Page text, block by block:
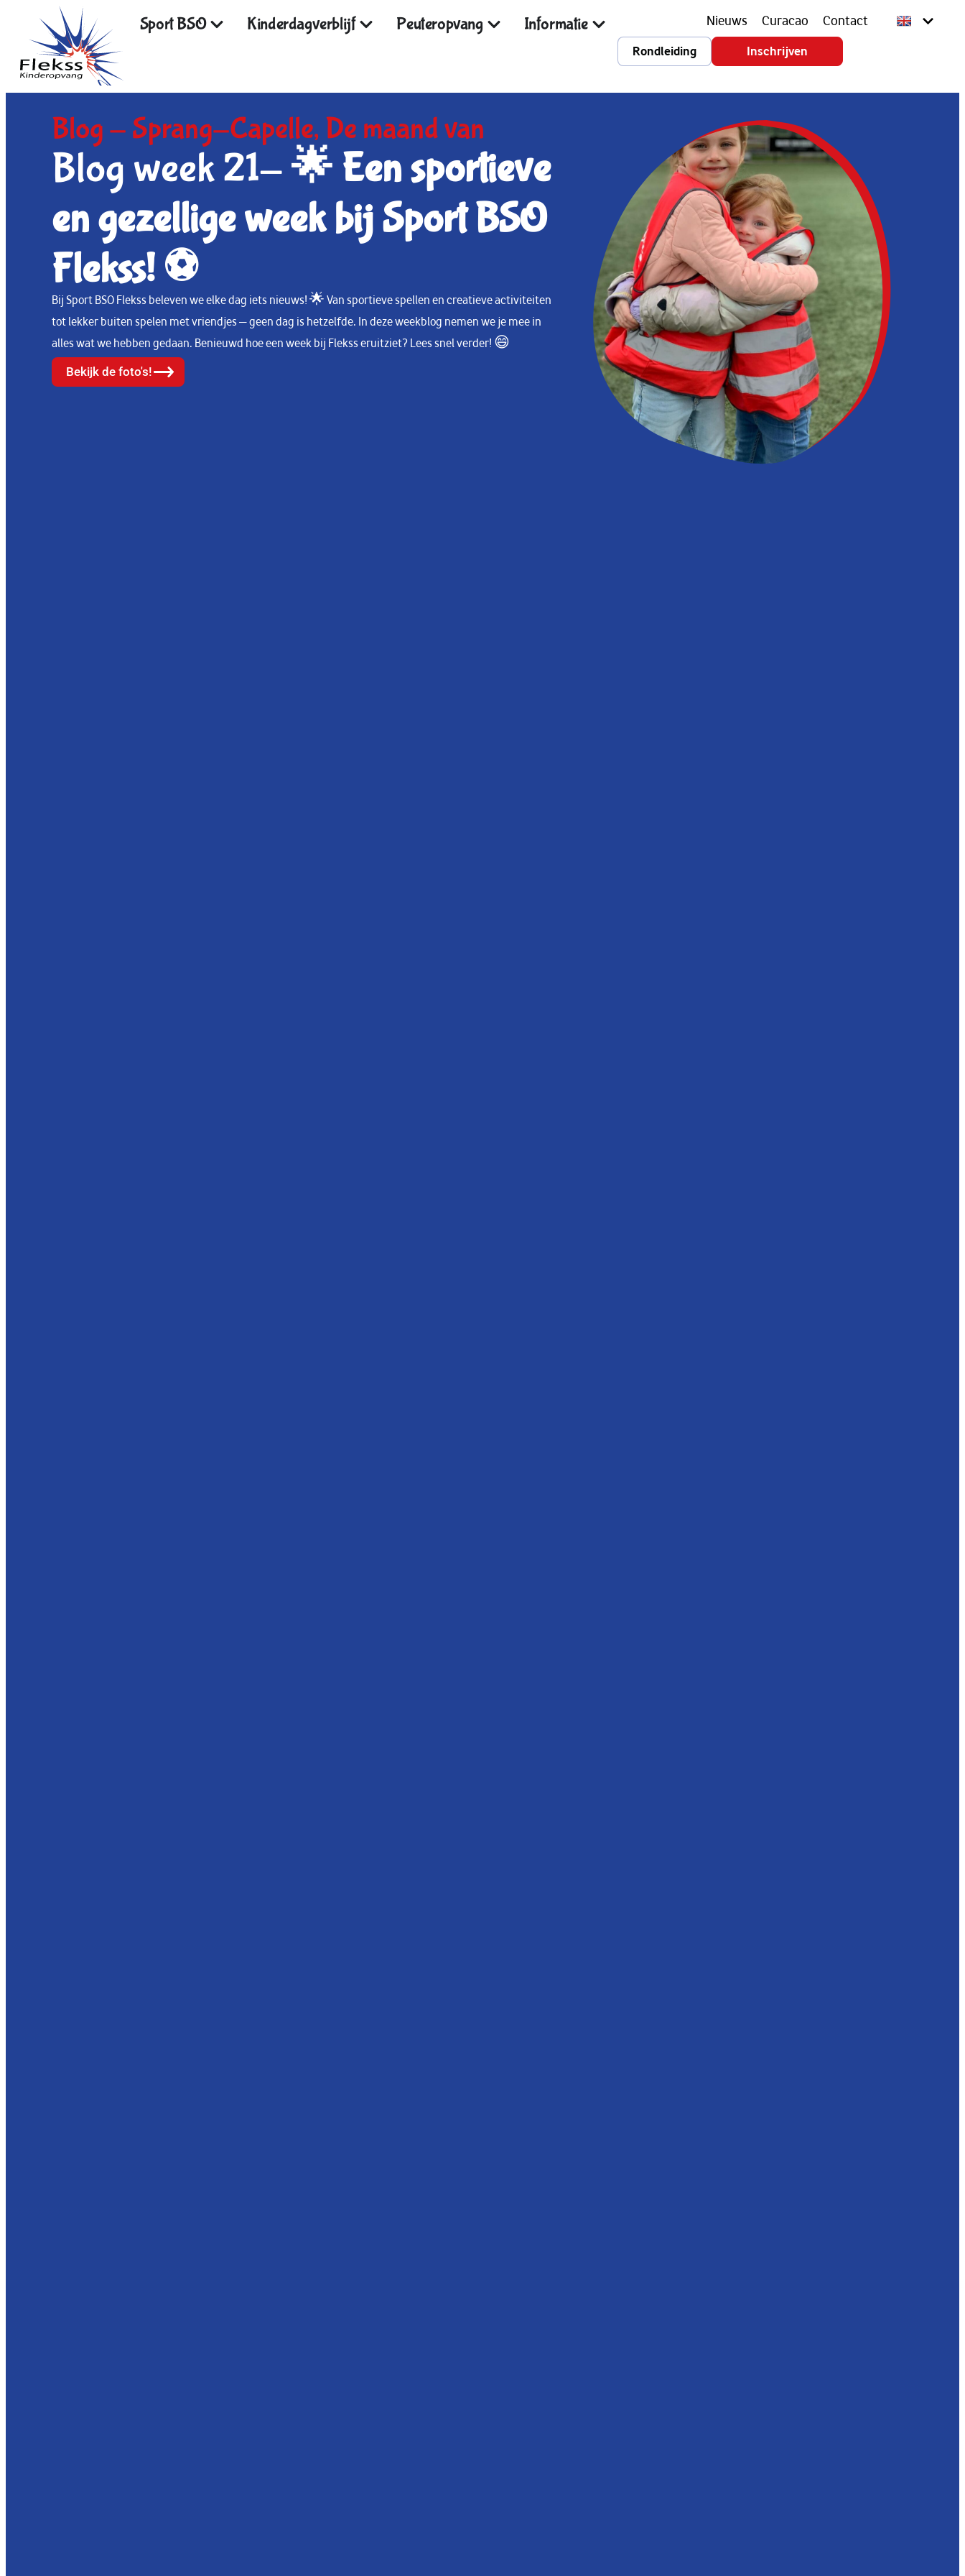
Sport BSO Kinderdagverblijf Peuteropvang Informatie Nieuws Curacao Contact
Rondleiding Inschrijven
Blog - Sprang-Capelle, De maand van
Blog week 21-🌟 Een sportieve
engezellige week bij Sport BSO
Flekss! ⚽
Bij Sport BSO Flekss beleven we elke dag iets nieuws! 🌟 Van sportieve spellen en creatieve activiteiten
tot lekker buiten spelen met vriendjes — geen dag is hetzelfde. In deze weekblog nemen we je mee in
alles wat we hebben gedaan. Benieuwd hoe een week bij Flekss eruitziet? Lees snel verder! 😄
Bekijk de foto's!